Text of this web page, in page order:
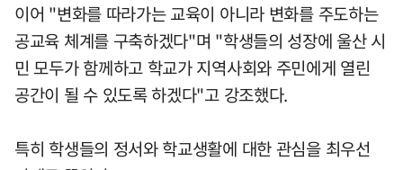
이어 "변화를 따라가는 교육이 아니라 변화를 주도하는
공교육 체계를 구축하겠다"며 "학생들의 성장에 울산 시
민 모두가 함께하고 학교가 지역사회와 주민에게 열린
공간이 될 수 있도록 하겠다"고 강조했다.
특히 학생들의 정서와 학교생활에 대한 관심을 최우선